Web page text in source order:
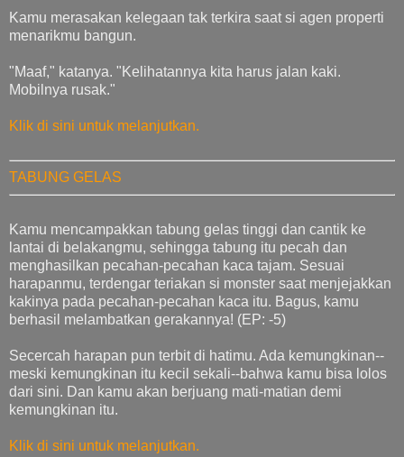
Kamu merasakan kelegaan tak terkira saat si agen properti
menarikmu bangun.
"Maaf," katanya. "Kelihatannya kita harus jalan kaki.
Mobilnya rusak."
Klik di sini untuk melanjutkan.
TABUNG GELAS
Kamu mencampakkan tabung gelas tinggi dan cantik ke
lantai di belakangmu, sehingga tabung itu pecah dan
menghasilkan pecahan-pecahan kaca tajam. Sesuai
harapanmu, terdengar teriakan si monster saat menjejakkan
kakinya pada pecahan-pecahan kaca itu. Bagus, kamu
berhasil melambatkan gerakannya! (EP: -5)
Secercah harapan pun terbit di hatimu. Ada kemungkinan--
meski kemungkinan itu kecil sekali--bahwa kamu bisa lolos
dari sini. Dan kamu akan berjuang mati-matian demi
kemungkinan itu.
Klik di sini untuk melanjutkan.